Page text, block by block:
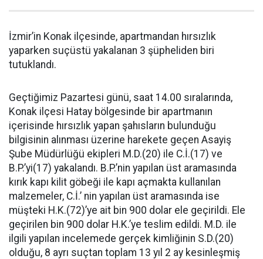
İzmir’in Konak ilçesinde, apartmandan hırsızlık
yaparken suçüstü yakalanan 3 şüpheliden biri
tutuklandı.
Geçtiğimiz Pazartesi günü, saat 14.00 sıralarında,
Konak ilçesi Hatay bölgesinde bir apartmanın
içerisinde hırsızlık yapan şahısların bulunduğu
bilgisinin alınması üzerine harekete geçen Asayiş
Şube Müdürlüğü ekipleri M.D.(20) ile C.İ.(17) ve
B.P.’yi(17) yakalandı. B.P.’nin yapılan üst aramasında
kırık kapı kilit göbeği ile kapı açmakta kullanılan
malzemeler, C.İ.’ nin yapılan üst aramasında ise
müşteki H.K.(72)’ye ait bin 900 dolar ele geçirildi. Ele
geçirilen bin 900 dolar H.K.’ye teslim edildi. M.D. ile
ilgili yapılan incelemede gerçek kimliğinin S.D.(20)
olduğu, 8 ayrı suçtan toplam 13 yıl 2 ay kesinleşmiş